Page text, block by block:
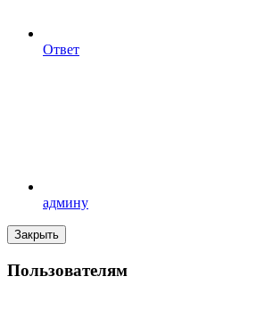
Ответ
админу
Закрыть
Пользователям